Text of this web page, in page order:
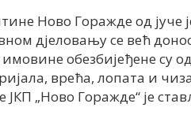
Ново Горажде од јуче
дјеловању се већ
обезбијеђене су
врећа, лопата и
ЈКП „Ново Горажде“ је